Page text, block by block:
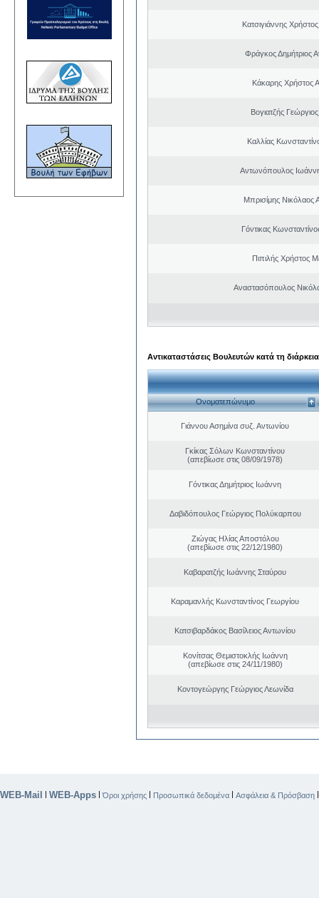
Κατσιγιάννης
Φράγκος Δημήτριος
Κάκαρης Χρήστος
Βογιατζής
Καλλίας
Αντωνόπουλος
Μπρισίμης Νικόλαος
Γόντικας
Πιπιλής Χρήστος
Αναστασόπουλος
Αντικαταστάσεις Βουλευτών κατά τη
Ονοματεπώνυμο
Γιάννου Ασημίνα συζ. Αντωνίου
Γκίκας Σόλων Κωνσταντίνου
(απεβίωσε στις 08/09/1978)
Γόντικας Δημήτριος Ιωάννη
Δαβιδόπουλος Γεώργιος Πολύκαρπου
Ζιώγας Ηλίας Αποστόλου
(απεβίωσε στις 22/12/1980)
Καβαρατζής Ιωάννης Σταύρου
Καραμανλής Κωνσταντίνος Γεωργίου
Κατσιβαρδάκος Βασίλειος Αντωνίου
Κονίτσας Θεμιστοκλής Ιωάννη
(απεβίωσε στις 24/11/1980)
Κοντογεώργης Γεώργιος Λεωνίδα
WEB-Mail | WEB-Apps |Όροι χρήσης | Προσωπικά δεδομένα | Ασφάλεια & Πρόσβαση